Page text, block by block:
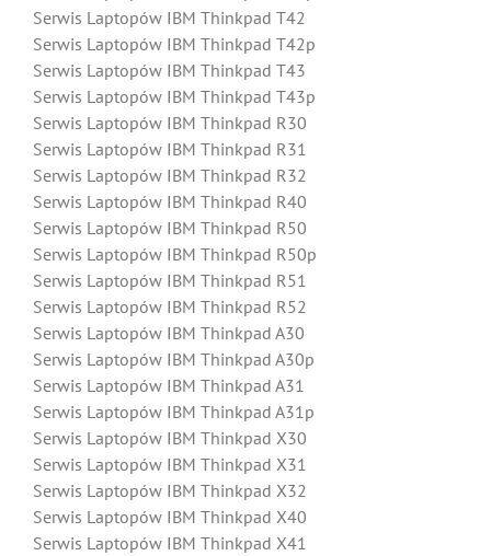
Serwis Laptopów IBM Thinkpad T42
Serwis Laptopów IBM Thinkpad T42p
Serwis Laptopów IBM Thinkpad T43
Serwis Laptopów IBM Thinkpad T43p
Serwis Laptopów IBM Thinkpad R30
Serwis Laptopów IBM Thinkpad R31
Serwis Laptopów IBM Thinkpad R32
Serwis Laptopów IBM Thinkpad R40
Serwis Laptopów IBM Thinkpad R50
Serwis Laptopów IBM Thinkpad R50p
Serwis Laptopów IBM Thinkpad R51
Serwis Laptopów IBM Thinkpad R52
Serwis Laptopów IBM Thinkpad A30
Serwis Laptopów IBM Thinkpad A30p
Serwis Laptopów IBM Thinkpad A31
Serwis Laptopów IBM Thinkpad A31p
Serwis Laptopów IBM Thinkpad X30
Serwis Laptopów IBM Thinkpad X31
Serwis Laptopów IBM Thinkpad X32
Serwis Laptopów IBM Thinkpad X40
Serwis Laptopów IBM Thinkpad X41